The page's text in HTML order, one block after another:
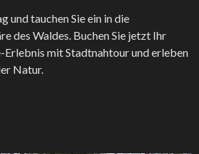
und tauchen Sie ein in die
des Waldes. Buchen Sie jetzt Ihr
mit Stadtnahtour und erleben
Natur.